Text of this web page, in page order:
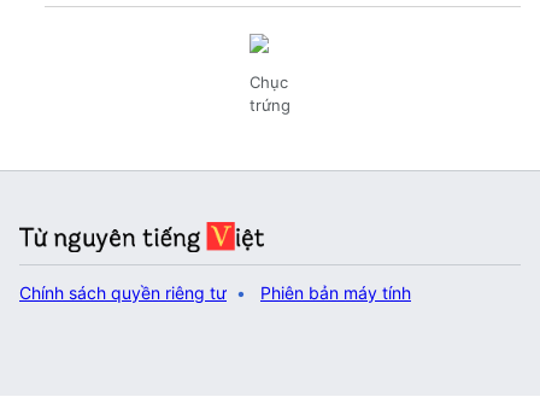
Chục
trứng
Chính sách quyền riêng tư Phiên bản máy tính